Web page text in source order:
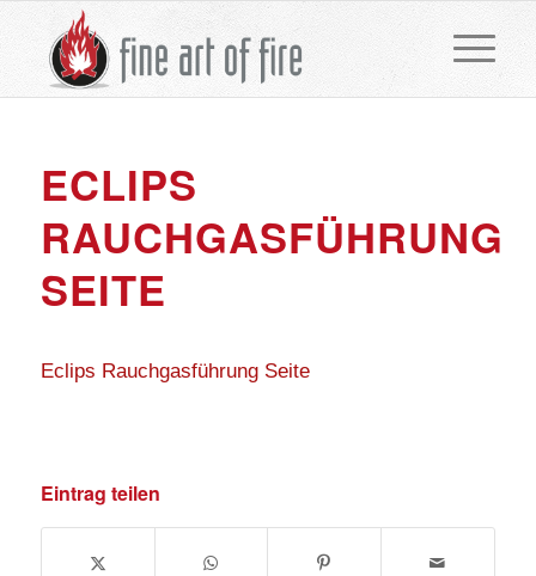
ECLIPS
RAUCHGASFÜHRUNG
SEITE
Eclips Rauchgasführung Seite
Eintrag teilen